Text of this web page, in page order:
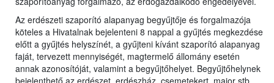
Az erdészeti szaporító alapanyag begyűjtője és forgalmazója
köteles a Hivatalnak bejelenteni 8 nappal a gyűjtés megkezdése
előtt a gyűjtés helyszínét, a gyűjteni kívánt szaporító alapanyag
faját, tervezett mennyiségét, magtermelő állomány esetén
annak azonosítóját, valamint a begyűjtőhelyet. Begyűjtőhelynek